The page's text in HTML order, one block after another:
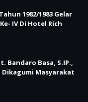
1982/1983 Gelar
IV Di Hotel Rich
Bandaro Basa, S.IP.,
Dikagumi Masyarakat